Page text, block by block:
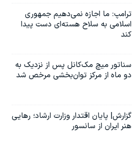
ترامپ: ما اجازه نمی‌دهیم جمهوری
اسلامی به سلاح هسته‌ای دست پیدا
کند
سناتور میچ مک‌کانل پس از نزدیک به
دو ماه از مرکز توان‌بخشی مرخص شد
گزارش| پایان اقتدار وزارت ارشاد؛ رهایی
هنر ایران از سانسور